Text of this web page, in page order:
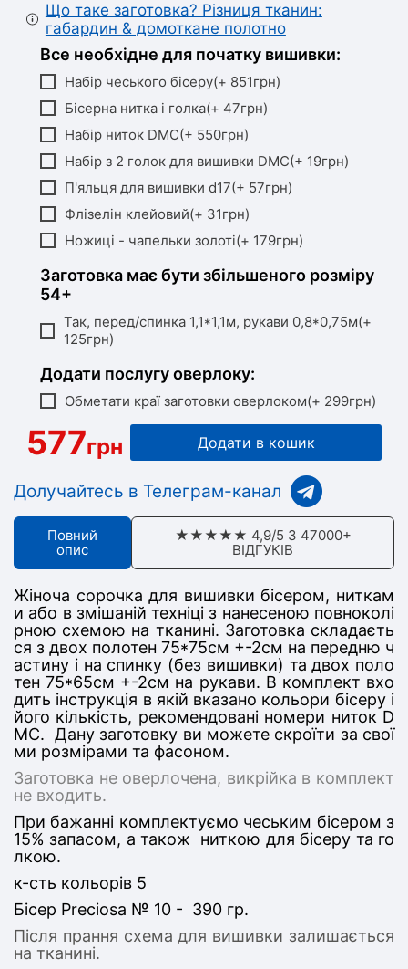
Що таке заготовка? Різниця тканин:
габардин & домоткане полотно
Все необхідне для початку вишивки:
Набір чеського бісеру(+ 851грн)
Бісерна нитка і голка(+ 47грн)
Набір ниток DMC(+ 550грн)
Набір з 2 голок для вишивки DMC(+ 19грн)
П'яльця для вишивки d17(+ 57грн)
Флізелін клейовий(+ 31грн)
Ножиці - чапельки золоті(+ 179грн)
Заготовка має бути збільшеного розміру
54+
Так, перед/спинка 1,1*1,1м, рукави 0,8*0,75м(+
125грн)
Додати послугу оверлоку:
Обметати краї заготовки оверлоком(+ 299грн)
577грн Додати в кошик
Долучайтесь в Телеграм-канал
Повний
опис
★★★★★ 4,9/5 З 47000+
ВІДГУКІВ
Жіноча сорочка для вишивки бісером, ниткам
и або в змішаній техніці з нанесеною повноколі
рною схемою на тканині. Заготовка складаєть
ся з двох полотен 75*75см +-2см на передню ч
астину і на спинку (без вишивки) та двох поло
тен 75*65см +-2см на рукави. В комплект вхо
дить інструкція в якій вказано кольори бісеру і
його кількість, рекомендовані номери ниток D
MC. Дану заготовку ви можете скроїти за свої
ми розмірами та фасоном.
Заготовка не оверлочена, викрійка в комплект
не входить.
При бажанні комплектуємо чеським бісером з
15% запасом, а також ниткою для бісеру та го
лкою.
к-сть кольорів 5
Бісер Preciosa № 10 - 390 гр.
Після прання схема для вишивки залишається
на тканині.